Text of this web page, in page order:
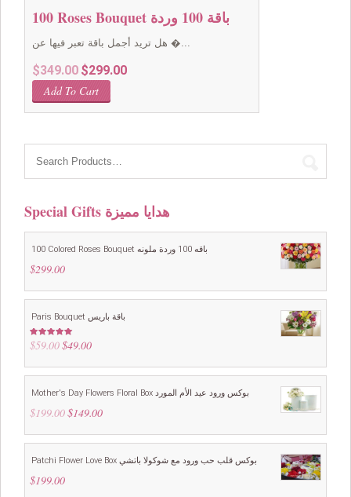
100 Roses Bouquet باقة 100 وردة
هل تريد أجمل باقة تعبر فيها عن �...
$349.00 Original
price
was:
$299.00Current
Add To Cart
Special Gifts هدايا مميزة
100 Colored Roses Bouquet باقه 100 وردة ملونه
$299.00
Paris Bouquet باقة باريس
Rated4.88
out of 5
$59.00 Original
was:
$49.00Current
is:
Mother's Day Flowers Floral Box بوكس ورود عيد الأم المورد
$199.00 Original
was:
$149.00Current
is:
Patchi Flower Love Box بوكس قلب حب ورود مع شوكولا باتشي
$199.00